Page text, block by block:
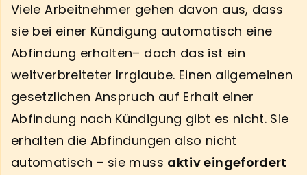
Viele Arbeitnehmer gehen davon aus, dass
sie bei einer Kündigung automatisch eine
Abfindung erhalten– doch das ist ein
weitverbreiteter Irrglaube. Einen allgemeinen
gesetzlichen Anspruch auf Erhalt einer
Abfindung nach Kündigung gibt es nicht. Sie
erhalten die Abfindungen also nicht
automatisch – sie muss aktiv eingefordert